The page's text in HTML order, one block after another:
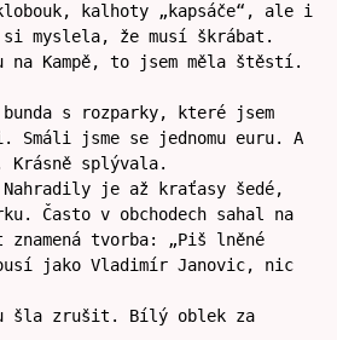
kalhoty „kapsáče“, ale i
myslela, že musí škrábat.
Kampě, to jsem měla štěstí.
s rozparky, které jsem
jsme se jednomu euru. A
Krásně splývala.
Nahradily je až kraťasy šedé,
Často v obchodech sahal na
tvorba: „Piš lněné
jako Vladimír Janovic, nic
šla zrušit. Bílý oblek za